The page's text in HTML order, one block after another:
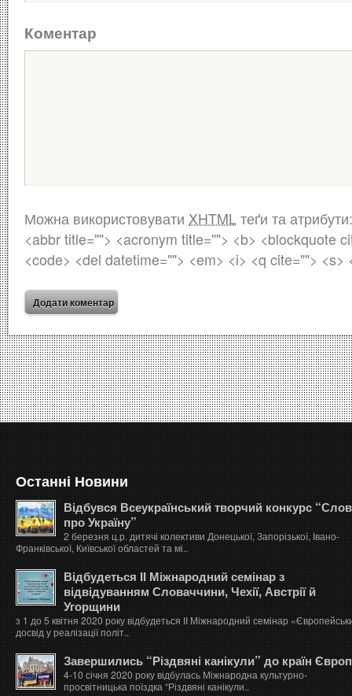
Коментар
Можна використовувати XHTML теґи та
<abbr title=""> <acronym title=""> <b> <blockquote
<code> <del datetime=""> <em> <i> <q cite=""> <s>
Останні Новини
Відбувся Всеукраїнський творчий конкурс
про Україну”
2 березня ц.р. дитячі колективи Донецької, Запорізької, Івано-
Франківської, Київської областей та мі..
Відбудеться ІІ Міжнародний семінар з
відвідуванням Словаччини, Чехії, Австрії й
Угорщини
з 1 до 5 квітня 2020 року відбудеться ІІ Міжнародний семінар
досвід у реалізації політ..
Завершились “Різдвяні канікули” до країн
4-10 січня 2020 року відбулась Міжнародна культурно-
просвітницька поїздка “Різдвяні канікули..